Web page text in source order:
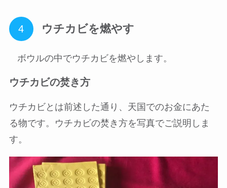
ウチカビを燃やす
ボウルの中でウチカビを燃やします。
ウチカビの焚き方
ウチカビとは前述した通り、天国でのお金にあた
る物です。ウチカビの焚き方を写真でご説明しま
す。